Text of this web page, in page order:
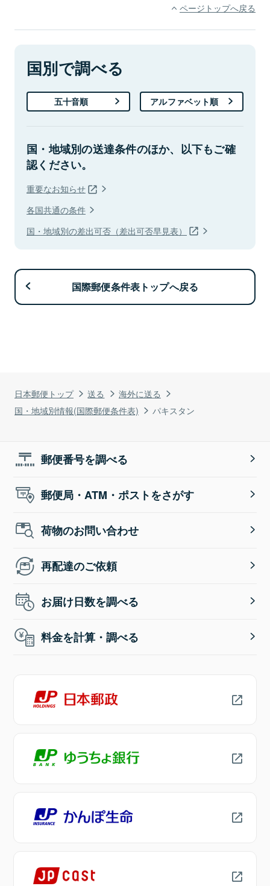
日本郵便トップ 送る
海外に送る
国・地域別情報(国際郵便条件表)
パキスタン
ページトップへ戻る
国別で調べる
五十音順 アルファベット順
国・地域別の送達条件のほか、以下もご確
認ください。
重要なお知らせ
各国共通の条件
国・地域別の差出可否（差出可否早見表）
国際郵便条件表トップへ戻る
郵便番号を調べる
郵便局・ATM・ポストをさがす
荷物のお問い合わせ
再配達のご依頼
お届け日数を調べる
料金を計算・調べる